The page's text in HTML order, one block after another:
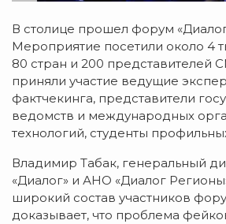
В столице прошел форум
Мероприятие посетили около 4
80 стран и 200 представителей
приняли участие ведущие
фактчекинга, представители
ведомств и международных
технологий, студенты
Владимир Табак, генеральный
«Диалог» и АНО «Диалог
широкий состав участников
доказывает, что проблема